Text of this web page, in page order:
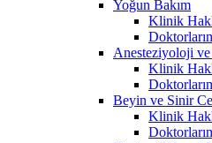
Yoğun Bakım
Klinik
Anesteziyoloji
Klinik
Beyin ve Sinir
Klinik